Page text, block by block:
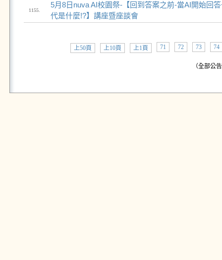
1155.
5月8日nuva AI校園祭-【回到答案之前-當AI開始回
代是什麼!?】講座暨座談會
上50頁 上10頁 上1頁 71 72 73 74
（全部公